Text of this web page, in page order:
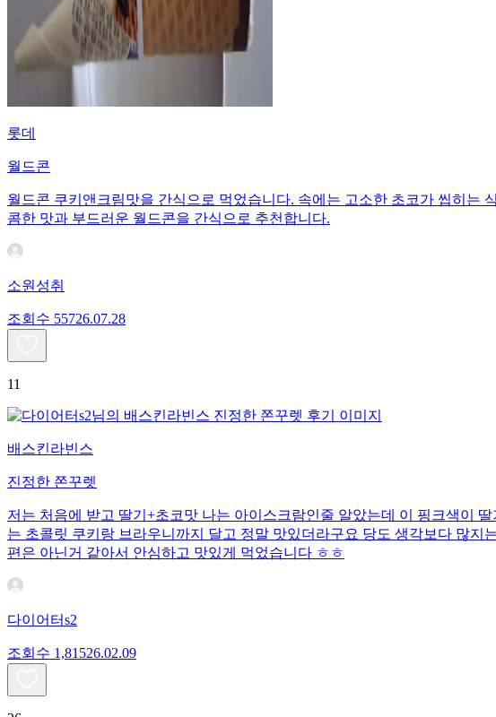
롯데
월드콘
월드콘 쿠키앤크림맛을 간식으로 먹었습니다. 속에는 고소한 초코가 씹히는
콤한 맛과 부드러운 월드콘을 간식으로 추천합니다.
소원성취
조회수 55726.07.28
11
배스킨라빈스
진정한 쫀꾸렛
저는 처음에 받고 딸기+초코맛 나는 아이스크람인줄 알았는데 이 핑크색이
는 초콜릿 쿠키랑 브라우니까지 달고 정말 맛있더라구요 당도 생각보다 많
편은 아닌거 같아서 안심하고 맛있게 먹었습니다 ㅎㅎ
다이어터s2
조회수 1,81526.02.09